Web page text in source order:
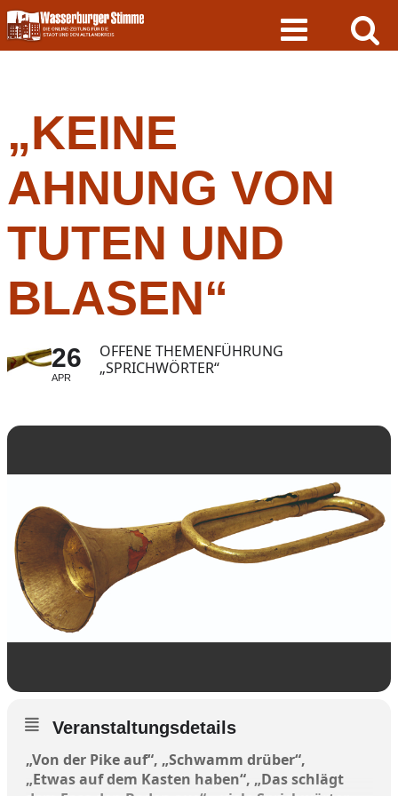
Skip
to
content
„KEINE
AHNUNG VON
TUTEN UND
BLASEN“
26
APR
OFFENE THEMENFÜHRUNG
„SPRICHWÖRTER“
Veranstaltungsdetails
„Von der Pike auf“, „Schwamm drüber“,
„Etwas auf dem Kasten haben“, „Das schlägt